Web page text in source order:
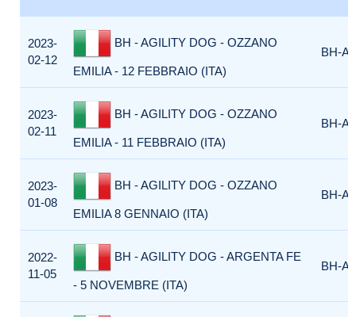
2023-
02-12
BH - AGILITY DOG - OZZANO
EMILIA - 12 FEBBRAIO (ITA)
BH-
2023-
02-11
BH - AGILITY DOG - OZZANO
EMILIA - 11 FEBBRAIO (ITA)
BH-
2023-
01-08
BH - AGILITY DOG - OZZANO
EMILIA 8 GENNAIO (ITA)
BH-
2022-
11-05
BH - AGILITY DOG - ARGENTA FE
- 5 NOVEMBRE (ITA)
BH-